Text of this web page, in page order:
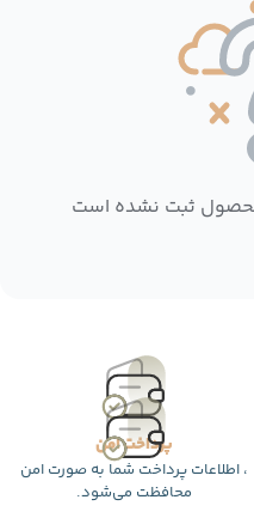
ثبت نشده است
پرداخت امن
، اطلاعات پرداخت شما به صورت امن
محافظت می‌شود.